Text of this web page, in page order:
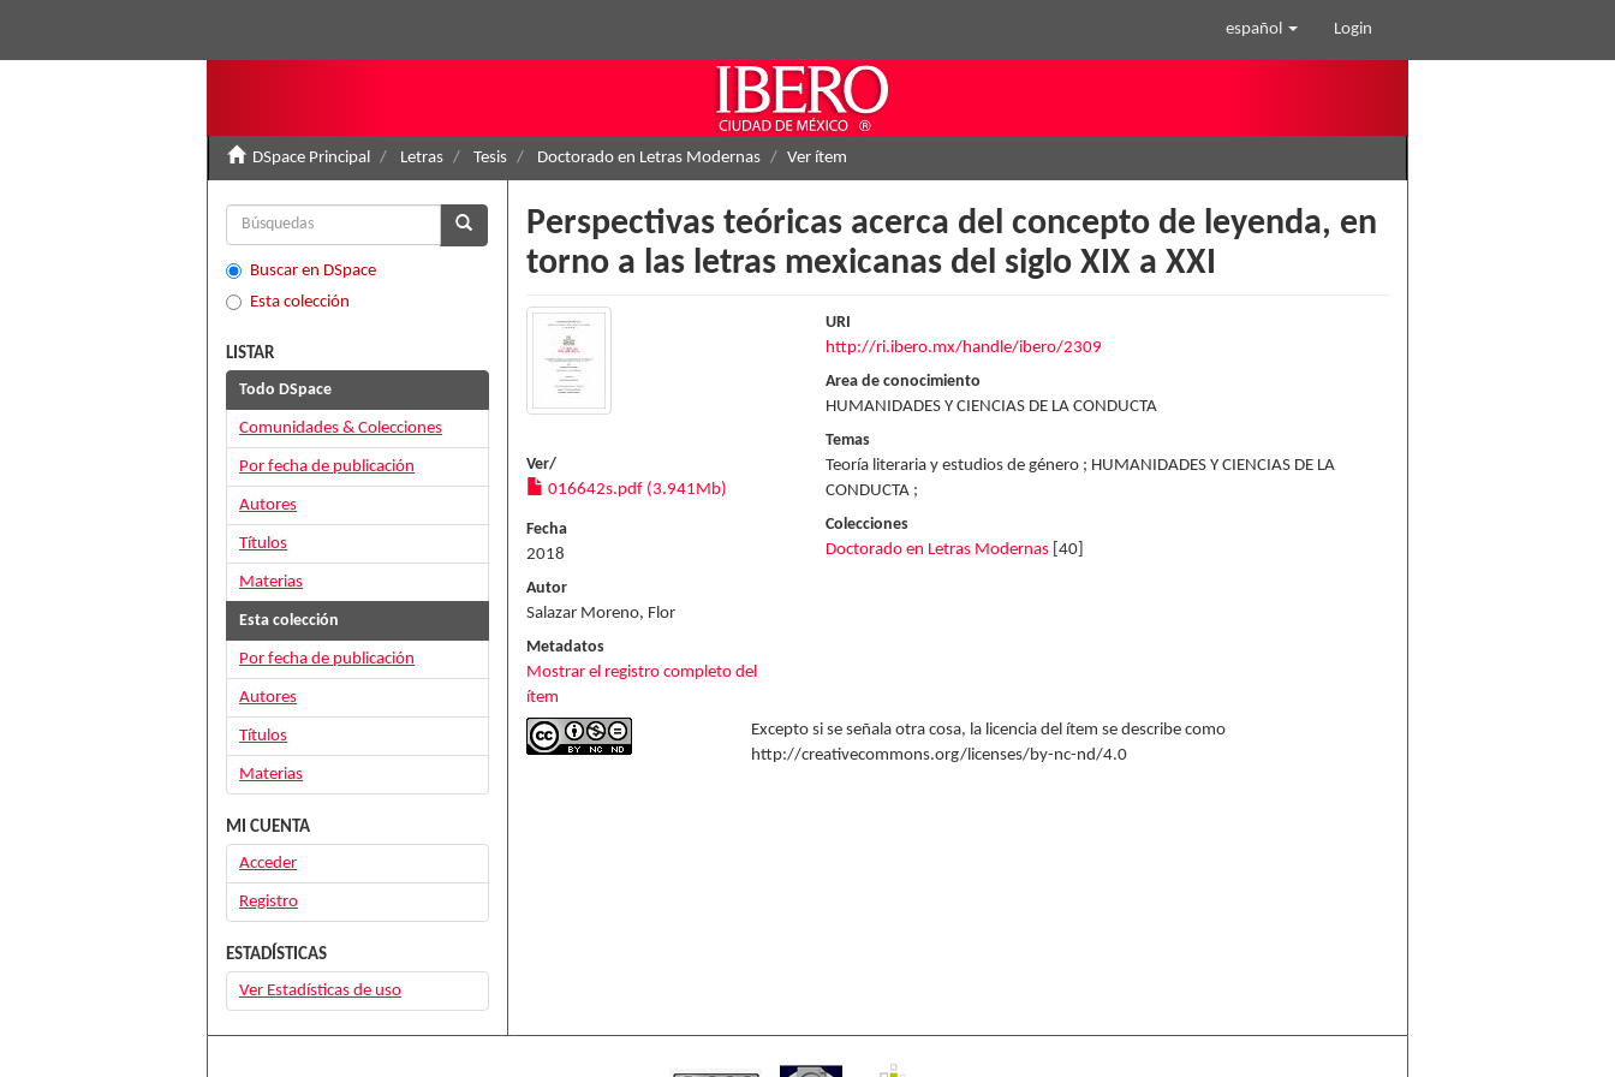
español Login
DSpace Principal Letras Tesis Doctorado en Letras Modernas Ver ítem
Perspectivas teóricas acerca del concepto de leyenda, en
torno a las letras mexicanas del siglo XIX a XXI
Ver/
016642s.pdf (3.941Mb)
Fecha
2018
Autor
Salazar Moreno, Flor
Metadatos
Mostrar el registro completo del
ítem
URI
http://ri.ibero.mx/handle/ibero/2309
Area de conocimiento
HUMANIDADES Y CIENCIAS DE LA CONDUCTA
Temas
Teoría literaria y estudios de género ; HUMANIDADES Y CIENCIAS DE LA
CONDUCTA ;
Colecciones
Doctorado en Letras Modernas [40]
Excepto si se señala otra cosa, la licencia del ítem se describe como
http://creativecommons.org/licenses/by-nc-nd/4.0
Buscar en DSpace
Esta colección
LISTAR
Todo DSpace
Comunidades & Colecciones
Por fecha de publicación
Autores
Títulos
Materias
Esta colección
Por fecha de publicación
Autores
Títulos
Materias
MI CUENTA
Acceder
Registro
ESTADÍSTICAS
Ver Estadísticas de uso